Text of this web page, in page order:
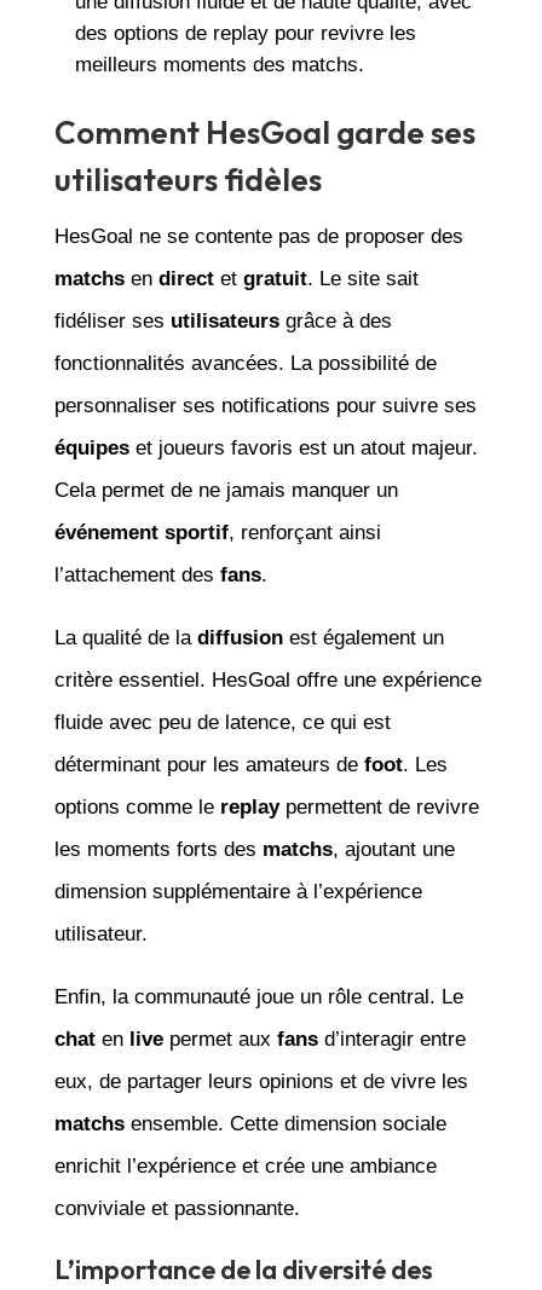
des options de replay pour revivre les
meilleurs moments des matchs.
Comment HesGoal garde ses
utilisateurs fidèles
HesGoal ne se contente pas de proposer des
matchsen directet gratuit. Le site sait
fidéliser ses utilisateursgrâce à des
fonctionnalités avancées. La possibilité de
personnaliser ses notifications pour suivre ses
équipeset joueurs favoris est un atout majeur.
Cela permet de ne jamais manquer un
événement sportif, renforçant ainsi
l’attachement des fans.
La qualité de la diffusionest également un
critère essentiel. HesGoal offre une expérience
fluide avec peu de latence, ce qui est
déterminant pour les amateurs de foot. Les
options comme le replaypermettent de revivre
les moments forts des matchs, ajoutant une
dimension supplémentaire à l’expérience
utilisateur.
Enfin, la communauté joue un rôle central. Le
chaten livepermet aux fansd’interagir entre
eux, de partager leurs opinions et de vivre les
matchsensemble. Cette dimension sociale
enrichit l’expérience et crée une ambiance
conviviale et passionnante.
L’importance de la diversité des